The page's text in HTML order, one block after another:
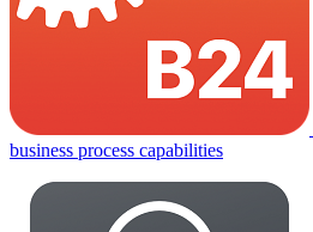
business process capabilities